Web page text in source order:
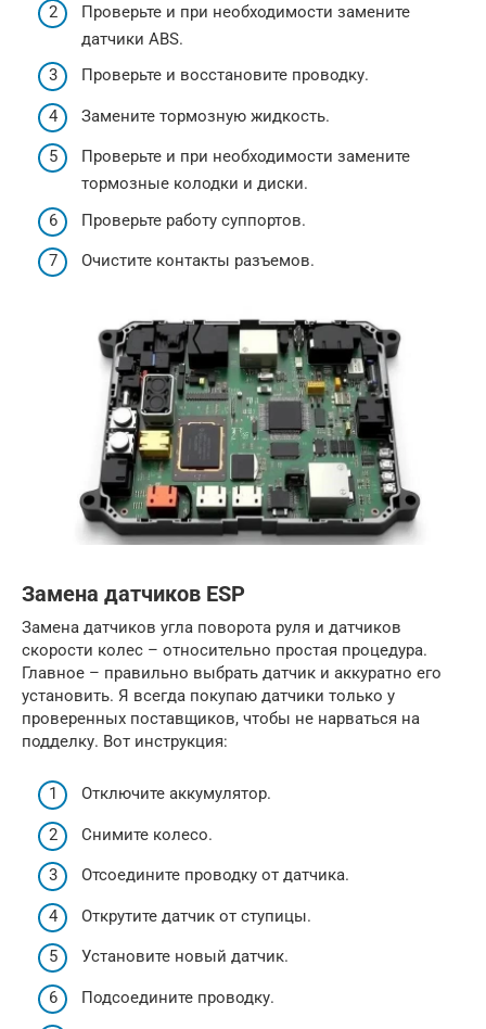
Проверьте и при необходимости замените
датчики ABS.
Проверьте и восстановите проводку.
Замените тормозную жидкость.
Проверьте и при необходимости замените
тормозные колодки и диски.
Проверьте работу суппортов.
Очистите контакты разъемов.
Замена датчиков ESP
Замена датчиков угла поворота руля и датчиков
скорости колес – относительно простая процедура.
Главное – правильно выбрать датчик и аккуратно его
установить. Я всегда покупаю датчики только у
проверенных поставщиков, чтобы не нарваться на
подделку. Вот инструкция:
Отключите аккумулятор.
Снимите колесо.
Отсоедините проводку от датчика.
Открутите датчик от ступицы.
Установите новый датчик.
Подсоедините проводку.